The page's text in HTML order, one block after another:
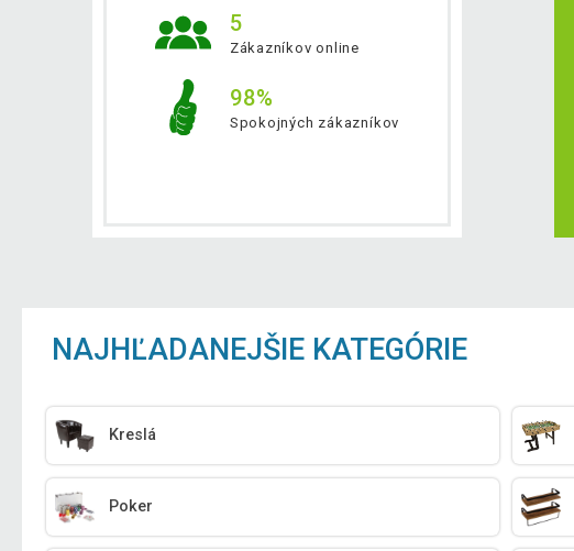
5
Zákazníkov online
98%
Spokojných zákazníkov
NAJHĽADANEJŠIE KATEGÓRIE
Kreslá
Poker